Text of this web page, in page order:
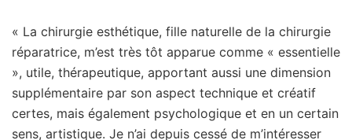
« La chirurgie esthétique, fille naturelle de la chirurgie
réparatrice, m’est très tôt apparue comme « essentielle
», utile, thérapeutique, apportant aussi une dimension
supplémentaire par son aspect technique et créatif
certes, mais également psychologique et en un certain
sens, artistique. Je n’ai depuis cessé de m’intéresser